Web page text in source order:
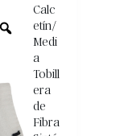
Calc
etín/
Medi
a
Tobill
era
de
Fibra